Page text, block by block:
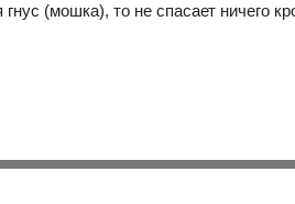
гнус (мошка), то не спасает